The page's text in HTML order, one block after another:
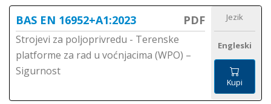
BAS EN 16952+A1:2023 PDF
Strojevi za poljoprivredu - Terenske
platforme za rad u voćnjacima (WPO) –
Sigurnost
Jezik
Engleski
Kupi